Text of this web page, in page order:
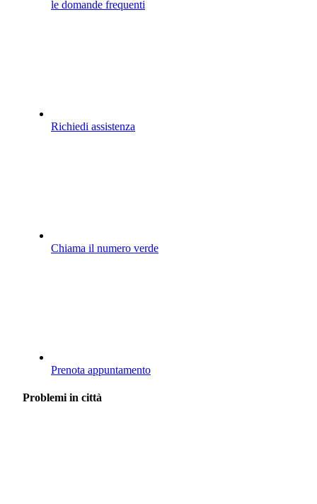
le domande frequenti
Richiedi assistenza
Chiama il numero verde
Prenota appuntamento
Problemi in città